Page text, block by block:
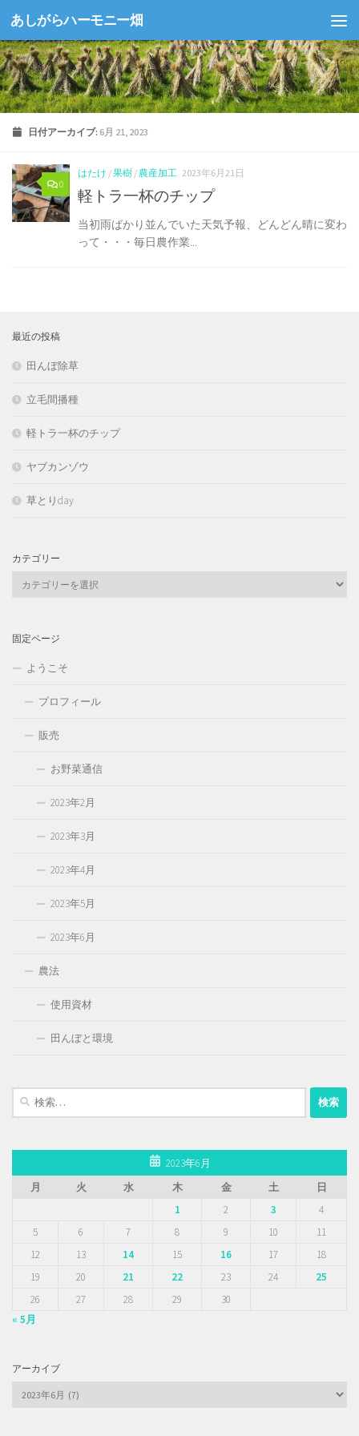
コンテンツへスキップ
あしがらハーモニー畑
日付アーカイブ:6月 21, 2023
0
はたけ /果樹 / 農産加工 2023年6月21日
軽トラ一杯のチップ
当初雨ばかり並んでいた天気予報、どんどん晴に変わ
って・・・毎日農作業...
最近の投稿
田んぼ除草
立毛間播種
軽トラ一杯のチップ
ヤブカンゾウ
草とりday
カテゴリー
ー
固定ページ
ようこそ
プロフィール
販売
お野菜通信
2023年2月
2023年3月
2023年4月
2023年5月
2023年6月
農法
使用資材
田んぼと環境
検
2023年6月
月
火 水 木 金 土
日
1
2 3
4
5
6 7 8 9 10
11
12
13 14 15 16 17
18
19
20 21 22 23 24
25
26
27 28 29
30
« 5月
アーカイブ